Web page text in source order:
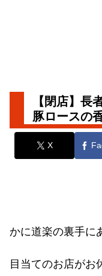
【閉店】長
豚ロースの
X
かに道楽の裏手に
目当てのお店がお